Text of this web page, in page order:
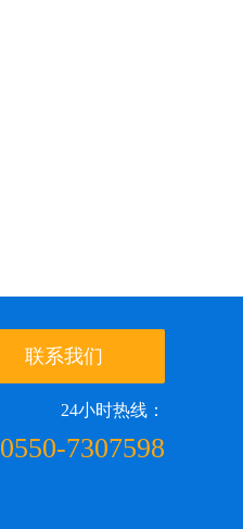
联系我们
24小时热线：
0550-7307598